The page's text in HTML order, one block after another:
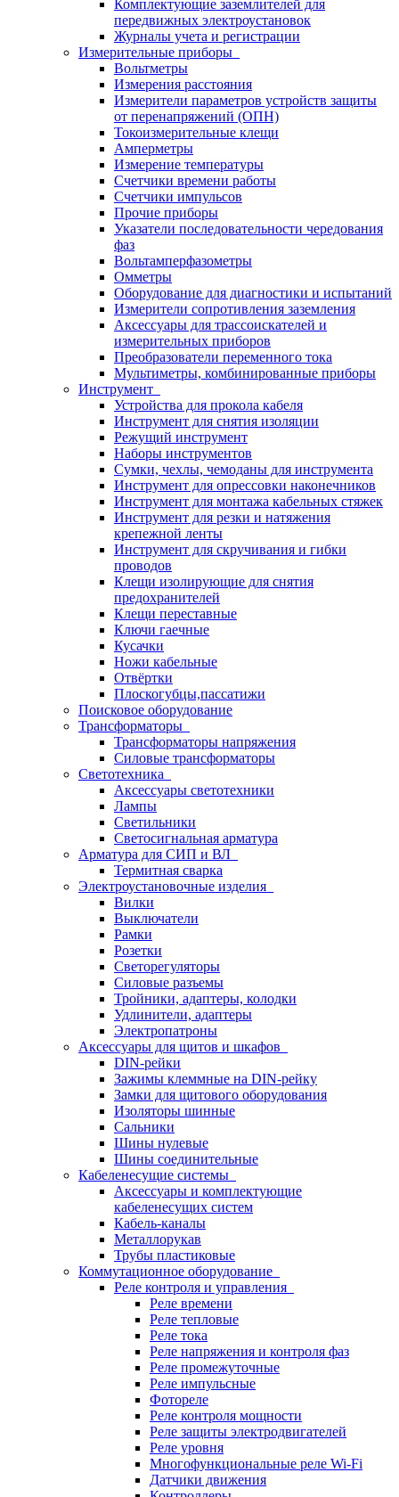
Комплектующие заземлителей для
передвижных электроустановок
Журналы учета и регистрации
Измерительные приборы
Вольтметры
Измерения расстояния
Измерители параметров устройств защиты
от перенапряжений (ОПН)
Токоизмерительные клещи
Амперметры
Измерение температуры
Счетчики времени работы
Счетчики импульсов
Прочие приборы
Указатели последовательности чередования
фаз
Вольтамперфазометры
Омметры
Оборудование для диагностики и испытаний
Измерители сопротивления заземления
Аксессуары для трассоискателей и
измерительных приборов
Преобразователи переменного тока
Мультиметры, комбинированные приборы
Инструмент
Устройства для прокола кабеля
Инструмент для снятия изоляции
Режущий инструмент
Наборы инструментов
Сумки, чехлы, чемоданы для инструмента
Инструмент для опрессовки наконечников
Инструмент для монтажа кабельных стяжек
Инструмент для резки и натяжения
крепежной ленты
Инструмент для скручивания и гибки
проводов
Клещи изолирующие для снятия
предохранителей
Клещи переставные
Ключи гаечные
Кусачки
Ножи кабельные
Отвёртки
Плоскогубцы,пассатижи
Поисковое оборудование
Трансформаторы
Трансформаторы напряжения
Силовые трансформаторы
Светотехника
Аксессуары светотехники
Лампы
Светильники
Светосигнальная арматура
Арматура для СИП и ВЛ
Термитная сварка
Электроустановочные изделия
Вилки
Выключатели
Рамки
Розетки
Светорегуляторы
Силовые разъемы
Тройники, адаптеры, колодки
Удлинители, адаптеры
Электропатроны
Аксессуары для щитов и шкафов
DIN-рейки
Зажимы клеммные на DIN-рейку
Замки для щитового оборудования
Изоляторы шинные
Сальники
Шины нулевые
Шины соединительные
Кабеленесущие системы
Аксессуары и комплектующие
кабеленесущих систем
Кабель-каналы
Металлорукав
Трубы пластиковые
Коммутационное оборудование
Реле контроля и управления
Реле времени
Реле тепловые
Реле тока
Реле напряжения и контроля фаз
Реле промежуточные
Реле импульсные
Фотореле
Реле контроля мощности
Реле защиты электродвигателей
Реле уровня
Многофункциональные реле Wi-Fi
Датчики движения